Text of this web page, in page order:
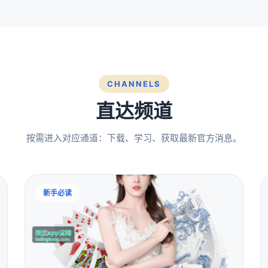
CHANNELS
直达频道
按需进入对应通道：下载、学习、获取最新官方消息。
新手必读